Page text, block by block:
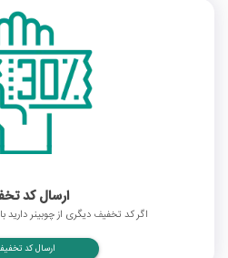
ارسال کد
اگر کد تخفیف دیگری از چوبینر دارید
ارسال کد